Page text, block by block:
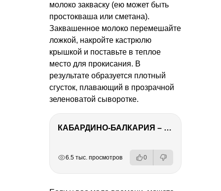
молоко закваску (ею может быть
простокваша или сметана).
Заквашенное молоко перемешайте
ложкой, накройте кастрюлю
крышкой и поставьте в теплое
место для прокисания. В
результате образуется плотный
сгусток, плавающий в прозрачной
зеленоватой сыворотке.
КАБАРДИНО-БАЛКАРИЯ – ПУТЕШЕСТВИЕ НА КАВКАЗ часть 3
6.5 тыс. просмотров 0